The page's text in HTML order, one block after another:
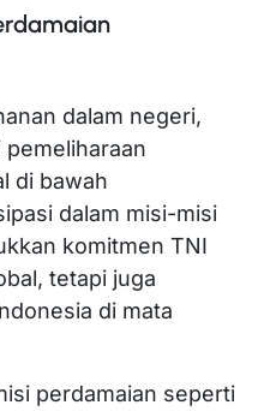
dalam negeri,
di bawah
dalam misi-misi
komitmen TNI
tetapi juga
di mata
perdamaian seperti